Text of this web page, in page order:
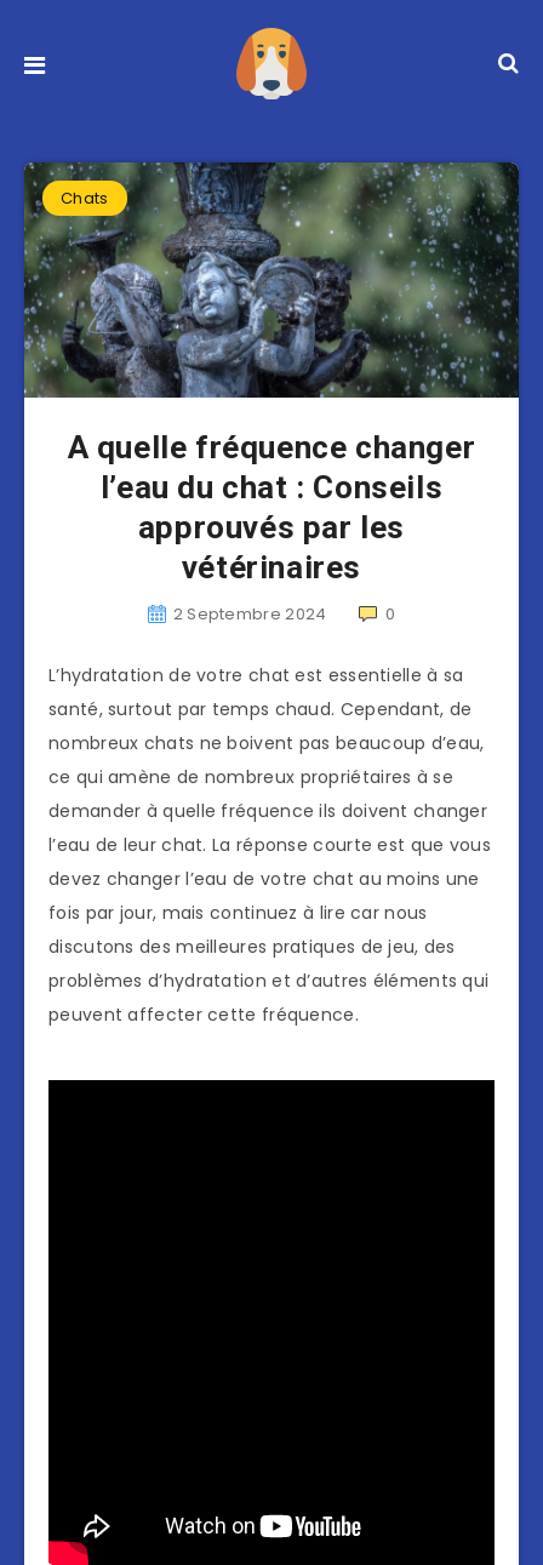
Chats
A quelle fréquence changer
l’eau du chat : Conseils
approuvés par les
vétérinaires
2 Septembre 2024 0
L’hydratation de votre chat est essentielle à sa
santé, surtout par temps chaud. Cependant, de
nombreux chats ne boivent pas beaucoup d’eau,
ce qui amène de nombreux propriétaires à se
demander à quelle fréquence ils doivent changer
l’eau de leur chat. La réponse courte est que vous
devez changer l’eau de votre chat au moins une
fois par jour, mais continuez à lire car nous
discutons des meilleures pratiques de jeu, des
problèmes d’hydratation et d’autres éléments qui
peuvent affecter cette fréquence.